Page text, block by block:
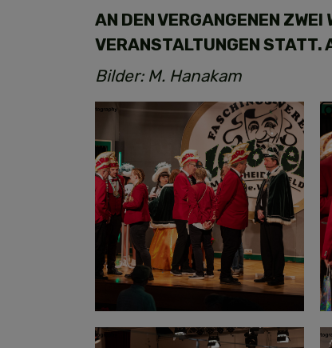
AN DEN VERGANGENEN
VERANSTALTUNGEN STATT.
Bilder: M. Hanakam